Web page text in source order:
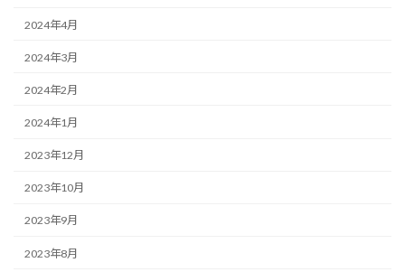
2024年4月
2024年3月
2024年2月
2024年1月
2023年12月
2023年10月
2023年9月
2023年8月